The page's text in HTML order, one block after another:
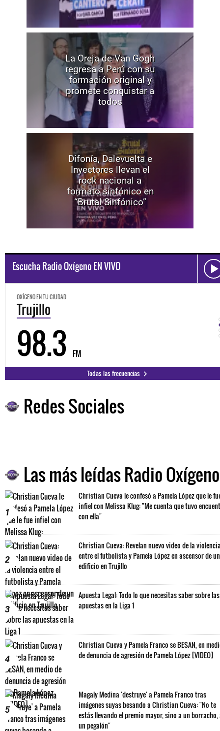
La Oreja de Van Gogh
regresa a Perú con su
formación original y
promete conquistar a
todos
Difonía, Dalevuelta e
Inyectores llevan el
rock nacional a
formato sinfónico en
“Brutal Sinfónico”
Escucha Radio Oxígeno EN VIVO
OXÍGENO EN TU CIUDAD
Trujillo
98.3 FM
Todas las frecuencias
Redes Sociales
Las más leídas Radio Oxígeno
1
Christian Cueva le confesó a Pamela López que le
infiel con Melissa Klug: "Me cuenta que tuvo
con ella"
2
Christian Cueva: Revelan nuevo video de la
entre el futbolista y Pamela López en ascensor de un
edificio en Trujillo
3
Apuesta Legal: Todo lo que necesitas saber sobre las
apuestas en la Liga 1
4
Christian Cueva y Pamela Franco se BESAN, en
de denuncia de agresión de Pamela López [VIDEO]
5
Magaly Medina 'destruye' a Pamela Franco tras
imágenes suyas besando a Christian Cueva: "No te
estás llevando el premio mayor, sino a un borracho,
un pegalón"